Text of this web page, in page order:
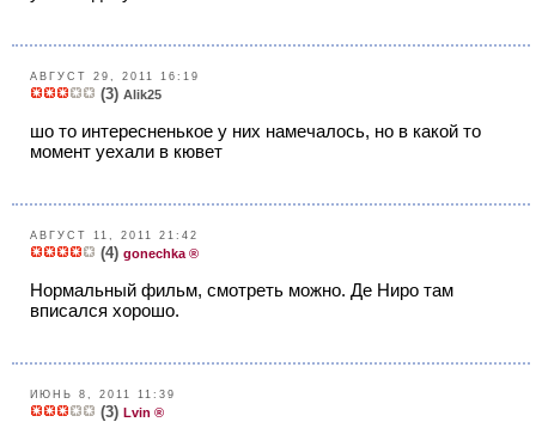
АВГУСТ 29, 2011 16:19
(3) Alik25
шо то интересненькое у них намечалось, но в какой то
момент уехали в кювет
АВГУСТ 11, 2011 21:42
(4) gonechka ®
Нормальный фильм, смотреть можно. Де Ниро там
вписался хорошо.
ИЮНЬ 8, 2011 11:39
(3) Lvin ®